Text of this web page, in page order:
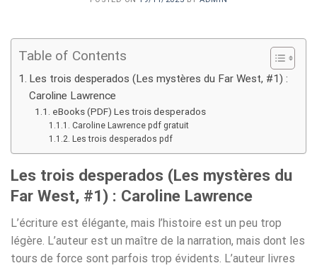
Table of Contents
Les trois desperados (Les mystères du Far West, #1) :
Caroline Lawrence
eBooks (PDF) Les trois desperados
Caroline Lawrence pdf gratuit
Les trois desperados pdf
Les trois desperados (Les mystères du
Far West, #1) : Caroline Lawrence
L’écriture est élégante, mais l’histoire est un peu trop
légère. L’auteur est un maître de la narration, mais dont les
tours de force sont parfois trop évidents. L’auteur livres